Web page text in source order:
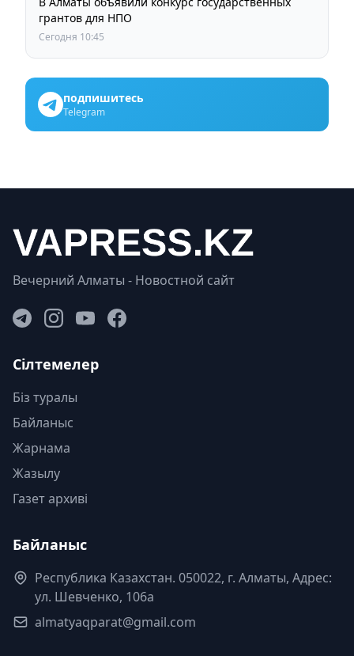
грантов для НПО
Сегодня 10:45
подпишитесь
Telegram
Вечерний Алматы - Новостной сайт
Сілтемелер
Біз туралы
Байланыс
Жарнама
Жазылу
Газет архиві
Байланыс
Республика Казахстан. 050022, г. Алматы, Адрес:
ул. Шевченко, 106а
almatyaqparat@gmail.com